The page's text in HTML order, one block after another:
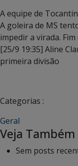
A equipe de
A goleira de MS
impedir a virada.
[25/9 19:35] Aline
primeira divisão
Categorias :
Geral
Veja Também
Sem posts